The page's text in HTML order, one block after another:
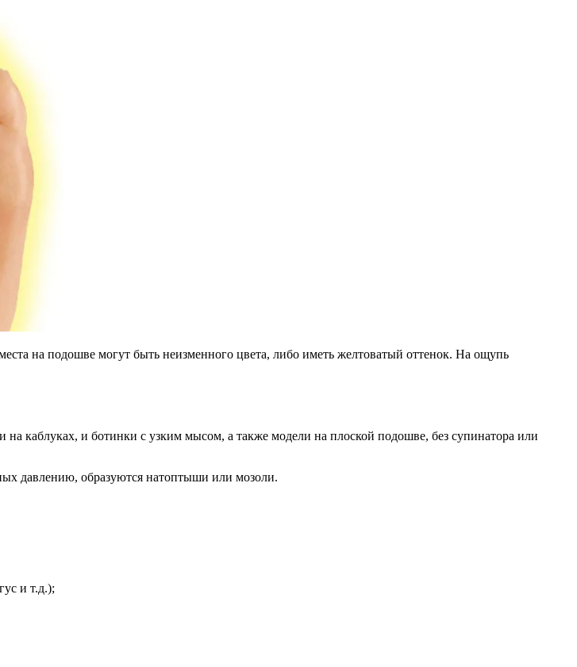
на подошве могут быть неизменного цвета, либо иметь желтоватый оттенок. На ощупь
каблуках, и ботинки с узким мысом, а также модели на плоской подошве, без супинатора или
давлению, образуются натоптыши или мозоли.
и т.д.);